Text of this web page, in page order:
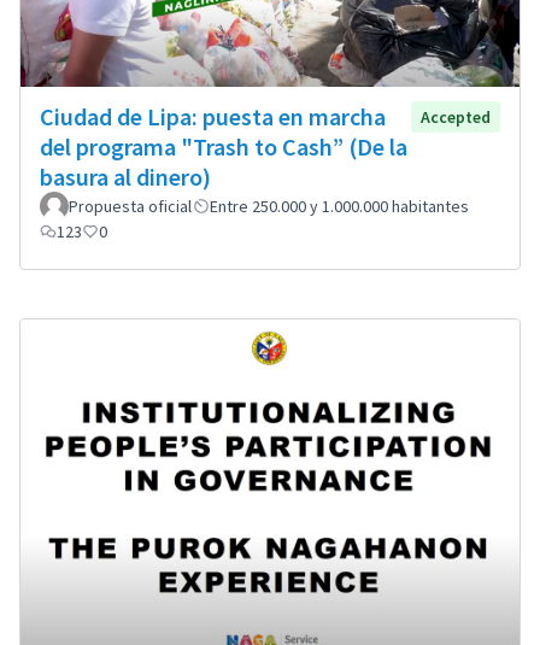
Ciudad de Lipa: puesta en marcha
del programa "Trash to Cash” (De la
basura al dinero)
Accepted
Propuesta oficial
Entre 250.000 y 1.000.000 habitantes
123
0